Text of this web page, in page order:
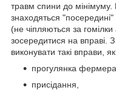
травм спини до
знаходяться
(не чіпляються за
зосередитися на
виконувати такі вправи,
прогулянка фермера,
присідання,